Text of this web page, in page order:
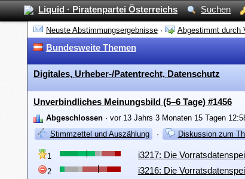
Liquid · Piratenpartei Österreichs Suchen
Neuste Abstimmungsergebnisse· Abgestimmt durch
Bundesweite Themen
Digitales, Urheber-/Patentrecht, Datenschutz
Unverbindliches Meinungsbild (5–6 Tage) #1456
Abgeschlossen· vor 13 Jahrs 3 Monaten 15 Tagen
Stimmzettel und Auszählung
· Diskussion zum
1 i3217: Die
2 i3216: Die